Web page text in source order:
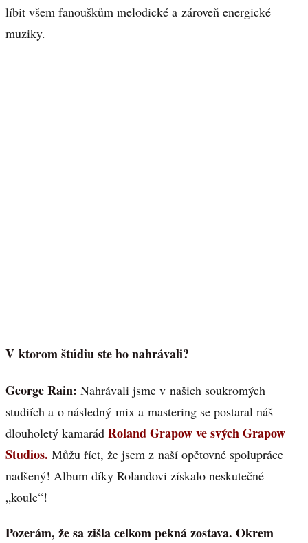
líbit všem fanouškům melodické a zároveň energické
muziky.
V ktorom štúdiu ste ho nahrávali?
George Rain: Nahrávali jsme v našich soukromých
studiích a o následný mix a mastering se postaral náš
dlouholetý kamarád Roland Grapow ve svých Grapow
Studios. Můžu říct, že jsem z naší opětovné spolupráce
nadšený! Album díky Rolandovi získalo neskutečné
„koule“!
Pozerám, že sa zišla celkom pekná zostava. Okrem